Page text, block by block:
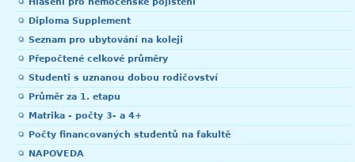
Diploma Supplement
Seznam pro ubytování na koleji
Přepočtené celkové průměry
Studenti s uznanou dobou rodičovství
Průměr za 1. etapu
Matrika - počty 3- a 4+
Počty financovaných studentů na fakultě
NAPOVEDA